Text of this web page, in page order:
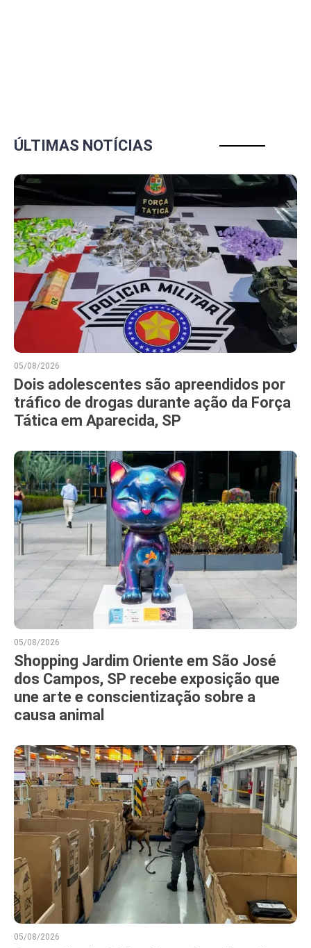
ÚLTIMAS NOTÍCIAS
05/08/2026
Dois adolescentes são apreendidos por
tráfico de drogas durante ação da Força
Tática em Aparecida, SP
05/08/2026
Shopping Jardim Oriente em São José
dos Campos, SP recebe exposição que
une arte e conscientização sobre a
causa animal
05/08/2026